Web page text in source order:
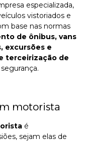
especializada,
vistoriados e
base nas normas
de ônibus, vans
excursões e
terceirização de
motorista
é
sejam elas de